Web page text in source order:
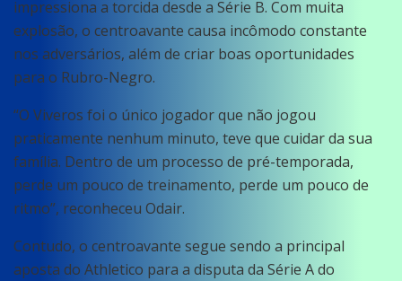
impressiona a torcida desde a Série B. Com muita
explosão, o centroavante causa incômodo constante
nos adversários, além de criar boas oportunidades
para o Rubro-Negro.
“O Viveros foi o único jogador que não jogou
praticamente nenhum minuto, teve que cuidar da sua
família. Dentro de um processo de pré-temporada,
perde um pouco de treinamento, perde um pouco de
ritmo”, reconheceu Odair.
Contudo, o centroavante segue sendo a principal
aposta do Athletico para a disputa da Série A do